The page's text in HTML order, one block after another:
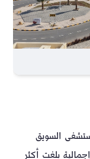
السويق
بلغت أكثر